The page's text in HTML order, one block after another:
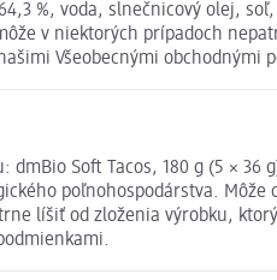
%, voda, slnečnicový olej,
v niektorých prípadoch
Všeobecnými obchodnými
dmBio Soft Tacos, 180 g (5 ×
poľnohospodárstva.
líšiť od zloženia výrobku,